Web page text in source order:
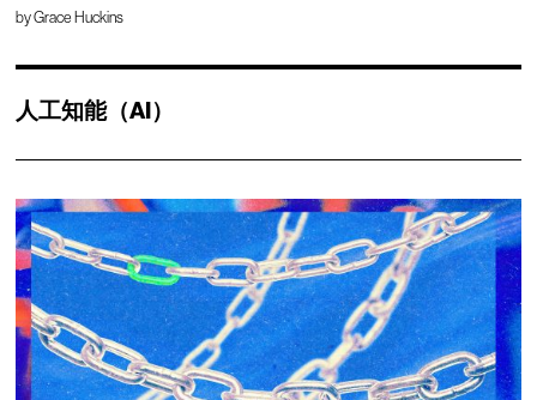
byGrace Huckins
人工知能（AI）